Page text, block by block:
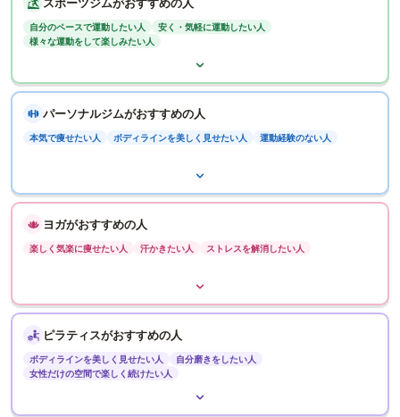
自分のペースで運動したい人
安く・気軽に運動したい人
様々な運動をして楽しみたい人
パーソナルジムがおすすめの人
本気で痩せたい人 ボディラインを美しく見せたい人 運動経験のない人
ヨガがおすすめの人
楽しく気楽に痩せたい人 汗かきたい人 ストレスを解消したい人
ピラティスがおすすめの人
ボディラインを美しく見せたい人
自分磨きをしたい人
女性だけの空間で楽しく続けたい人